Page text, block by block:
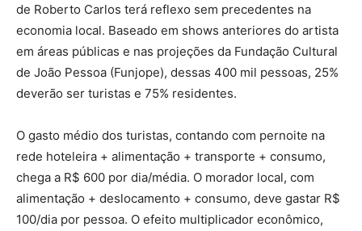
de Roberto Carlos terá reflexo sem precedentes na
economia local. Baseado em shows anteriores do artista
em áreas públicas e nas projeções da Fundação Cultural
de João Pessoa (Funjope), dessas 400 mil pessoas, 25%
deverão ser turistas e 75% residentes.
O gasto médio dos turistas, contando com pernoite na
rede hoteleira + alimentação + transporte + consumo,
chega a R$ 600 por dia/média. O morador local, com
alimentação + deslocamento + consumo, deve gastar R$
100/dia por pessoa. O efeito multiplicador econômico,